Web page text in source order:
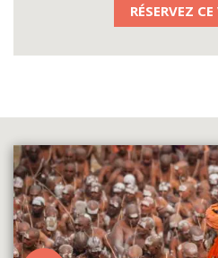
RÉSERVEZ